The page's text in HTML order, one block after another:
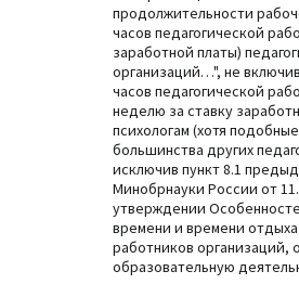
продолжительности
часов педагогической
заработной платы)
организаций…", не
часов педагогической
неделю за ставку
психологам (хотя
большинства других
исключив пункт 8.1
Минобрнауки России от
утверждении
времени и времени
работников
образовательную